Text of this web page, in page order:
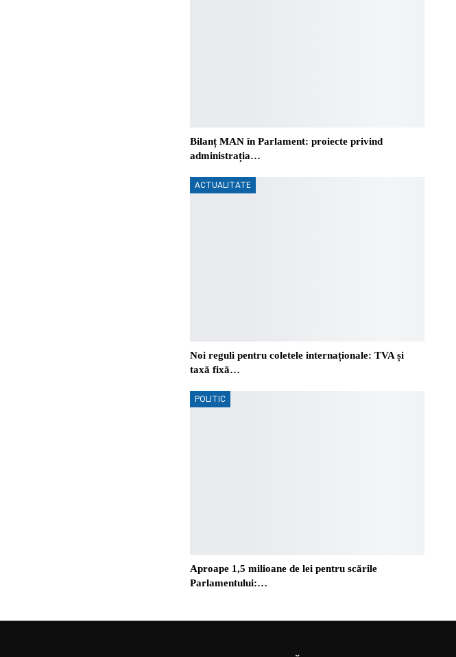
Bilanț MAN în Parlament: proiecte privind
administrația…
ACTUALITATE
Noi reguli pentru coletele internaționale: TVA și
taxă fixă…
POLITIC
Aproape 1,5 milioane de lei pentru scările
Parlamentului:…